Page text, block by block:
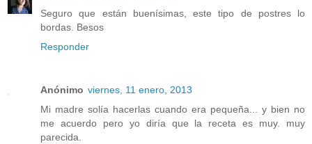
Seguro que están buenísimas, este tipo de postres lo
bordas. Besos
Responder
Anónimo viernes, 11 enero, 2013
Mi madre solía hacerlas cuando era pequeña... y bien no
me acuerdo pero yo diría que la receta es muy. muy
parecida.